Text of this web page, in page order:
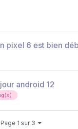
pixel 6 est bien
android 12
Page 1 sur 3